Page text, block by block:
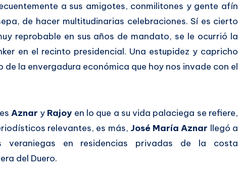
a sus amigotes, conmilitones y gente afín
de hacer multitudinarias celebraciones. Sí es cierto
reprobable en sus años de mandato, se le ocurrió la
en el recinto presidencial. Una estupidez y capricho
de la envergadura económica que hoy nos invade con el
Aznar y Rajoy en lo que a su vida palaciega se refiere,
relevantes, es más, José María Aznar llegó a
veraniegas en residencias privadas de la costa
del Duero.